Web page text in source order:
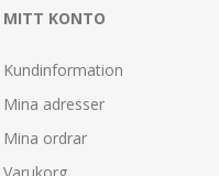
MITT KONTO
Kundinformation
Mina adresser
Mina ordrar